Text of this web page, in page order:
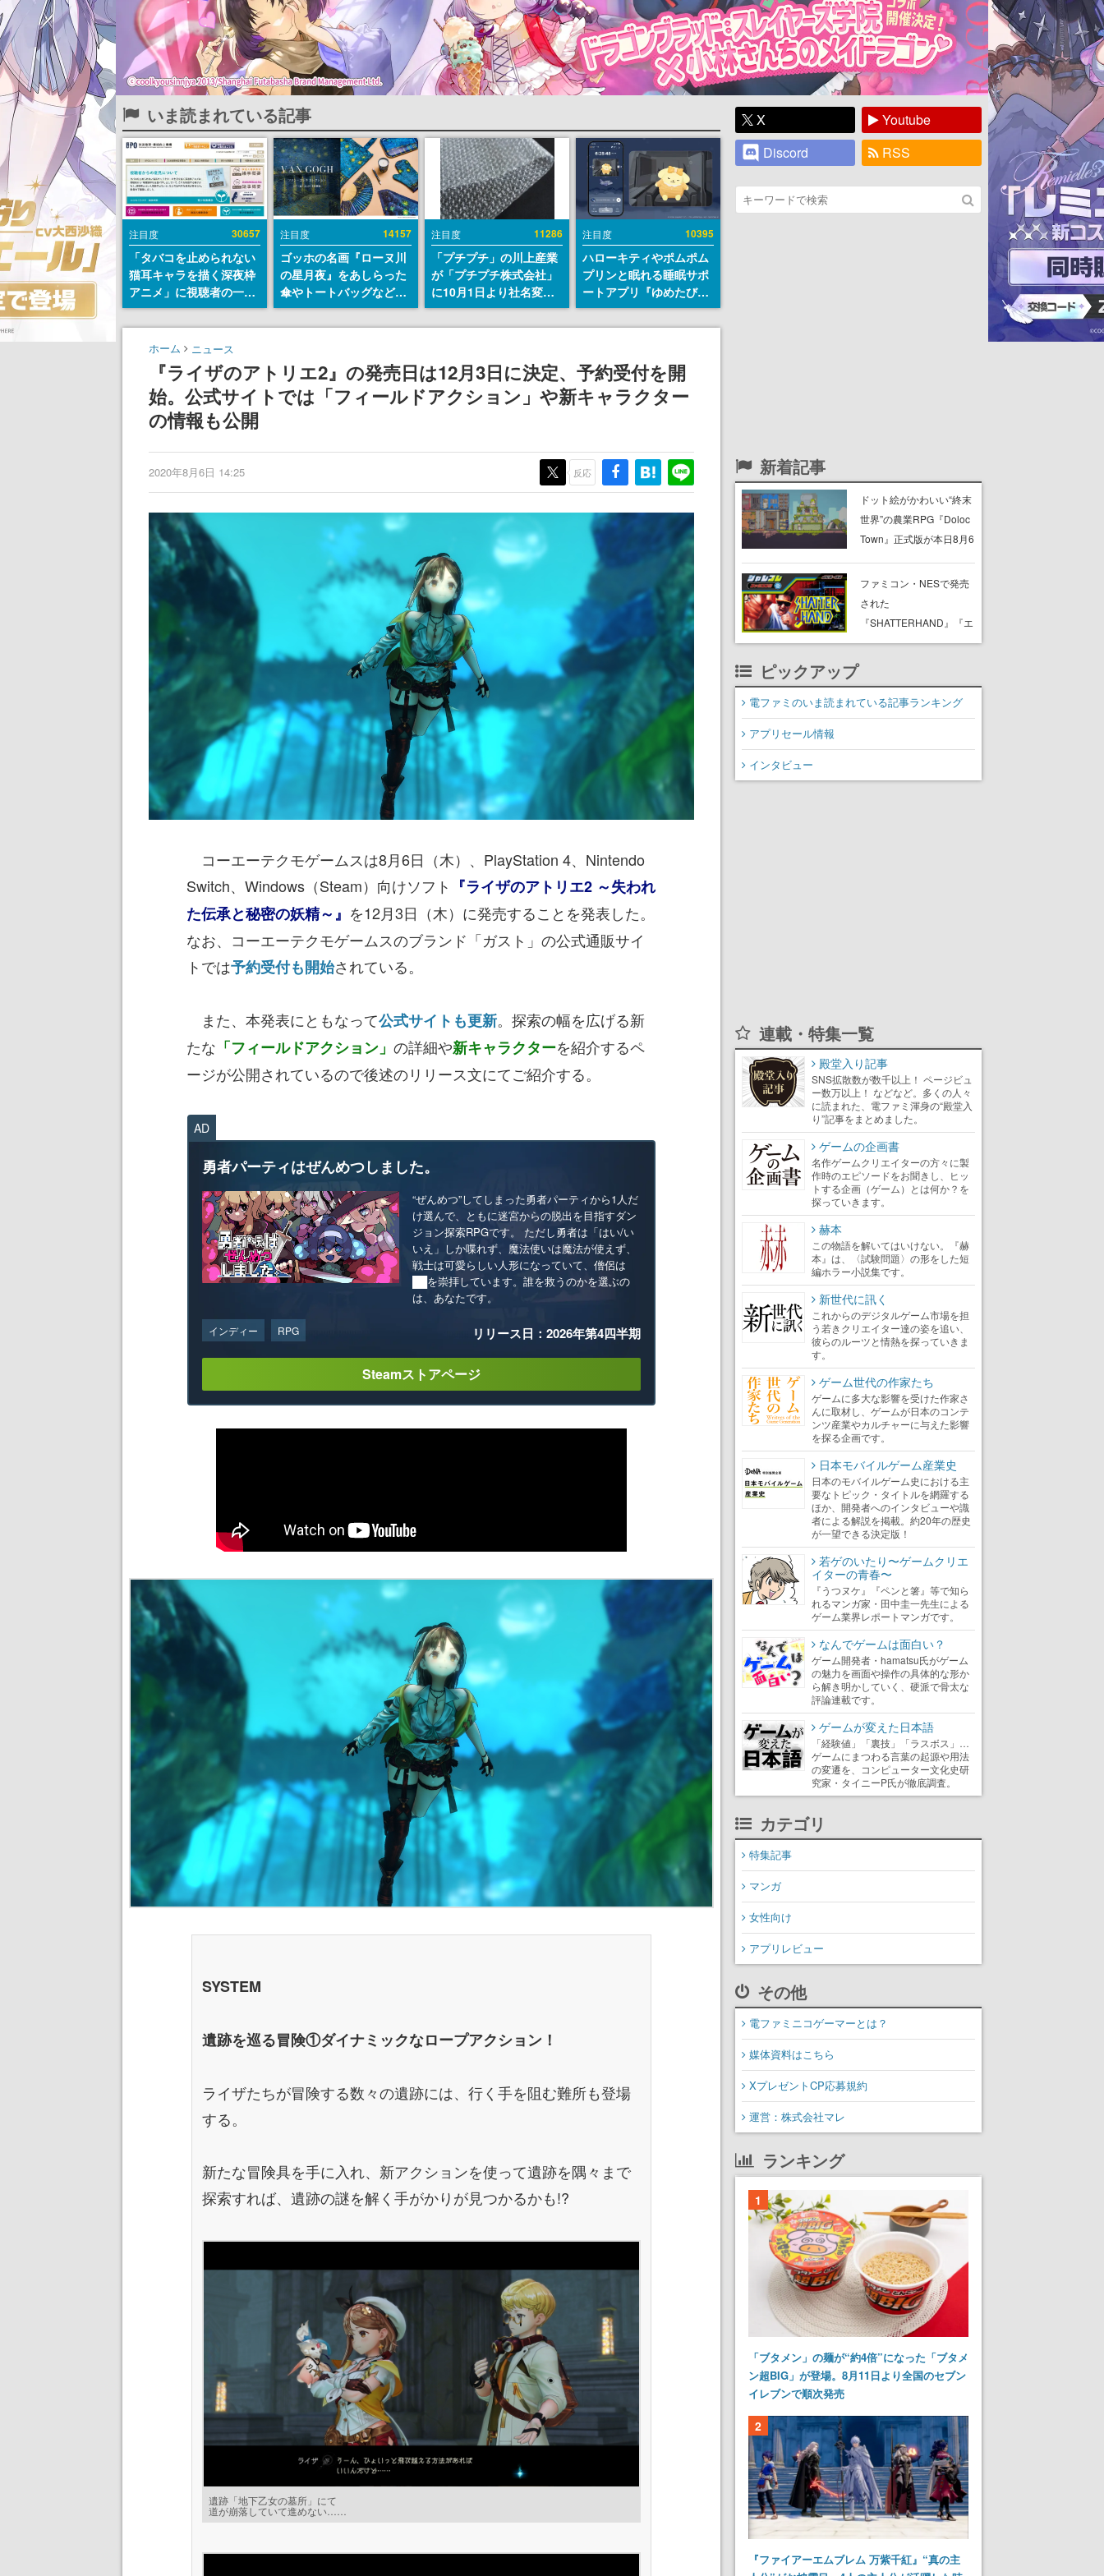
いま読まれている記事
注目度 30657
「タバコを止められない
猫耳キャラを描く深夜枠
アニメ」に視聴者の一部
から批判意見。違法薬物
の使用と思しき描写も含
めて、BPOが議論を交わ
注目度 14157
ゴッホの名画『ローヌ川
の星月夜』をあしらった
傘やトートバッグなどが
登場。8月7日21時より2
日間限定で予約販売
注目度 11286
「プチプチ」の川上産業
が「プチプチ株式会社」
に10月1日より社名変更
へ。創業58年で初めての
変更で、“プチッ”と鳴る
の名前に
注目度 10395
ハローキティやポムポム
プリンと眠れる睡眠サポ
ートアプリ『ゆめたび』
が配信中。キャラごとの
ASMRや目覚ましアラー
ホーム ニュース
『ライザのアトリエ2』の発売日は12月3日に決定、予約受付を開
始。公式サイトでは「フィールドアクション」や新キャラクター
の情報も公開
2020年8月6日 14:25 反応
コーエーテクモゲームスは8月6日（木）、PlayStation 4、Nintendo
Switch、Windows（Steam）向けソフト 『ライザのアトリエ2 ～失われ
た伝承と秘密の妖精～』 を12月3日（木）に発売することを発表した。
なお、コーエーテクモゲームスのブランド「ガスト」の公式通販サイ
トでは予約受付も開始されている。
また、本発表にともなって公式サイトも更新。探索の幅を広げる新
たな 「フィールドアクション」 の詳細や新キャラクターを紹介するペ
ージが公開されているので後述のリリース文にてご紹介する。
AD
勇者パーティはぜんめつしました。
“ぜんめつ”してしまった勇者パーティから1人だ
け選んで、ともに迷宮からの脱出を目指すダン
ジョン探索RPGです。 ただし勇者は「はい/い
いえ」しか喋れず、魔法使いは魔法が使えず、
戦士は可愛らしい人形になっていて、僧侶は
██を崇拝しています。誰を救うのかを選ぶの
は、あなたです。
インディー RPG リリース日：2026年第4四半期
Steamストアページ
SYSTEM
遺跡を巡る冒険①ダイナミックなロープアクション！
ライザたちが冒険する数々の遺跡には、行く手を阻む難所も登場
する。
新たな冒険具を手に入れ、新アクションを使って遺跡を隅々まで
探索すれば、遺跡の謎を解く手がかりが見つかるかも!?
遺跡「地下乙女の墓所」にて
道が崩落していて進めない……
X
Youtube
Discord
RSS
新着記事
ドット絵がかわいい“終末
世界”の農業RPG『Doloc
Town』正式版が本日8月6
農業で少しずつ再生させ
つつ、建築・釣り・畜
産・冒険も楽しめる
ファミコン・NESで発売
された
『SHATTERHAND』『エ
スパ冒険隊 魔王の砦』
Nintendo Switchで復刻。
「ジャレコレ」シリーズ
ピックアップ
電ファミのいま読まれている記事ランキング
アプリセール情報
インタビュー
連載・特集一覧
殿堂入り記事
SNS拡散数が数千以上！ ページビュ
ー数万以上！ などなど。多くの人々
に読まれた、電ファミ渾身の“殿堂入
り”記事をまとめました。
ゲームの企画書
名作ゲームクリエイターの方々に製
作時のエピソードをお聞きし、ヒッ
トする企画（ゲーム）とは何か？を
探っていきます。
赫本
この物語を解いてはいけない。『赫
本』は、〈試験問題〉の形をした短
編ホラー小説集です。
新世代に訊く
これからのデジタルゲーム市場を担
う若きクリエイター達の姿を追い、
彼らのルーツと情熱を探っていきま
す。
ゲーム世代の作家たち
ゲームに多大な影響を受けた作家さ
んに取材し、ゲームが日本のコンテ
ンツ産業やカルチャーに与えた影響
を探る企画です。
日本モバイルゲーム産業史
日本のモバイルゲーム史における主
要なトピック・タイトルを網羅する
ほか、開発者へのインタビューや識
者による解説を掲載。約20年の歴史
が一望できる決定版！
若ゲのいたり〜ゲームクリエ
イターの青春〜
『うつヌケ』『ペンと箸』等で知ら
れるマンガ家・田中圭一先生による
ゲーム業界レポートマンガです。
なんでゲームは面白い？
ゲーム開発者・hamatsu氏がゲーム
の魅力を画面や操作の具体的な形か
ら解き明かしていく、硬派で骨太な
評論連載です。
ゲームが変えた日本語
「経験値」「裏技」「ラスボス」…
ゲームにまつわる言葉の起源や用法
の変遷を、コンピューター文化史研
究家・タイニーP氏が徹底調査。
カテゴリ
特集記事
マンガ
女性向け
アプリレビュー
その他
電ファミニコゲーマーとは？
媒体資料はこちら
XプレゼントCP応募規約
運営：株式会社マレ
ランキング
1
「ブタメン」の麺が“約4倍”になった「ブタメ
ン超BIG」が登場。8月11日より全国のセブン
イレブンで順次発売
2
『ファイアーエムブレム 万紫千紅』“真の主